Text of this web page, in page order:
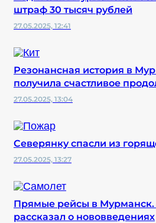
штраф 30 тысяч рублей
27.05.2025, 12:41
Резонансная история в
получила счастливое
27.05.2025, 13:04
Северянку спасли из
27.05.2025, 13:27
Прямые рейсы в Мурманск.
рассказал о нововведениях